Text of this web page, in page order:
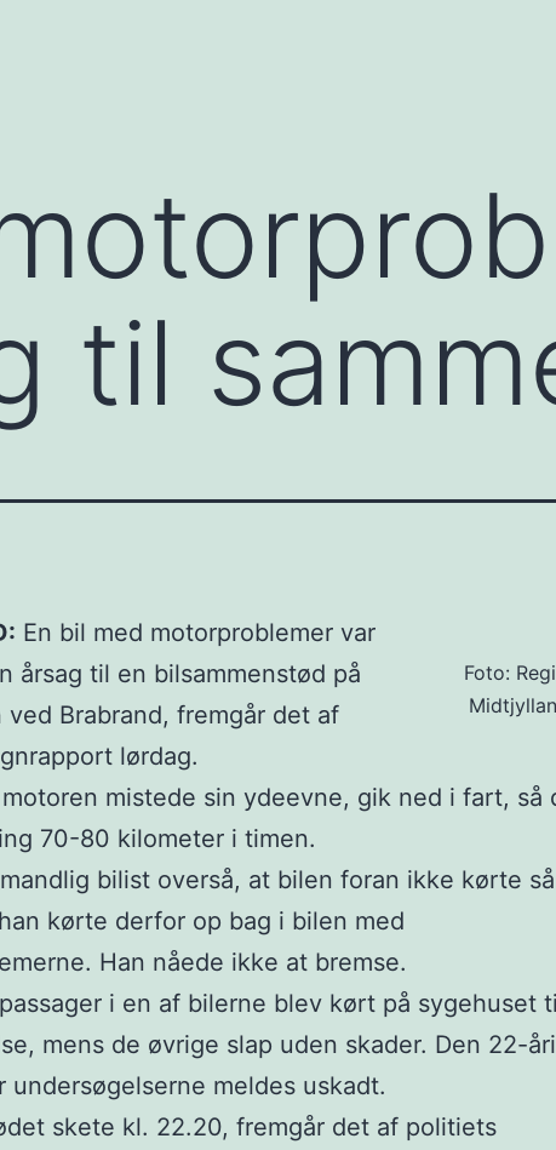
til
Foto:
En bil med motorproblemer var
årsag til en bilsammenstød på
ved Brabrand, fremgår det af
lørdag.
mistede sin ydeevne, gik ned i fart, så
70-80 kilometer i timen.
bilist overså, at bilen foran ikke kørte så
kørte derfor op bag i bilen med
Han nåede ikke at bremse.
i en af bilerne blev kørt på sygehuset
mens de øvrige slap uden skader. Den 22-
undersøgelserne meldes uskadt.
skete kl. 22.20, fremgår det af politiets